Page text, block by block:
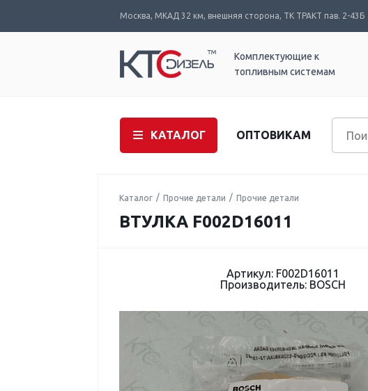
Москва, МКАД 32 км, внешняя сторона, ТК ТРАКТ пав. 2-43Б
Комплектующие к
топливным системам
КАТАЛОГ ОПТОВИКАМ
Каталог Прочие детали Прочие детали
ВТУЛКА F002D16011
Артикул: F002D16011
Производитель: BOSCH